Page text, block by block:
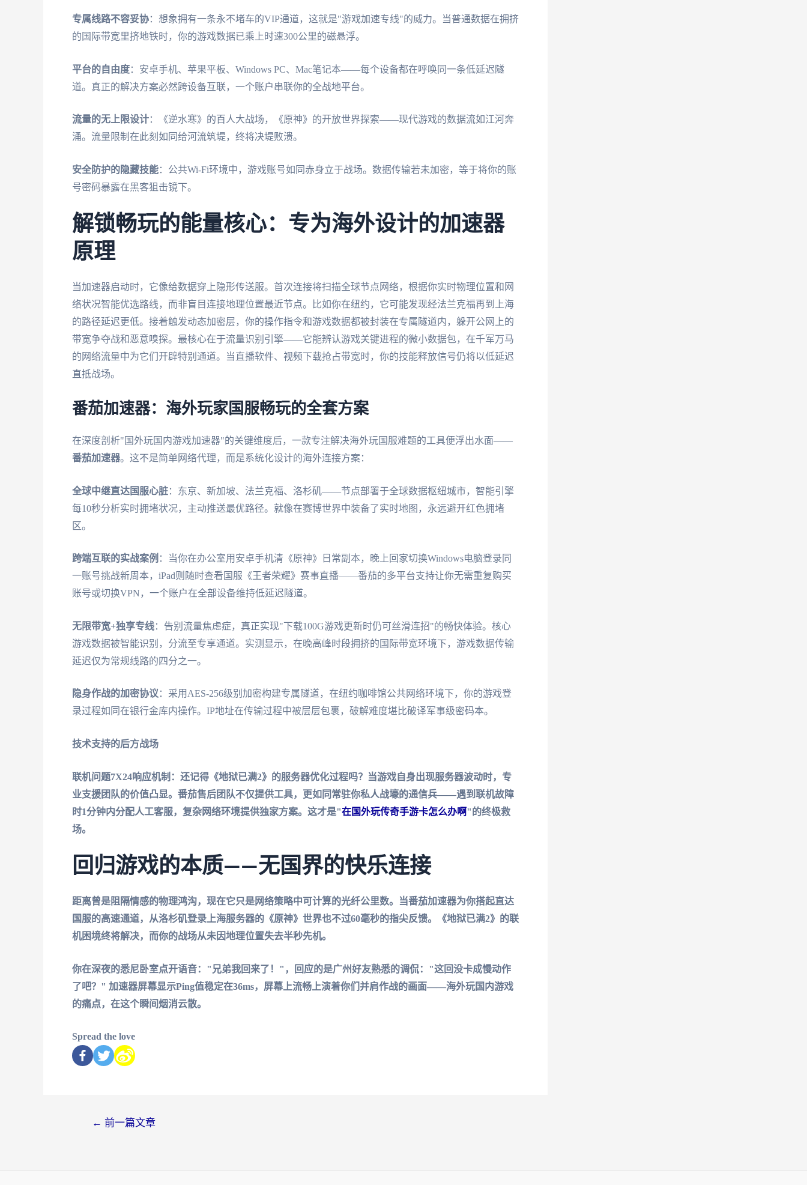
专属线路不容妥协：想象拥有一条永不堵车的VIP通道，这就是"游戏加速专线"的威力。当普通数据在拥挤
的国际带宽里挤地铁时，你的游戏数据已乘上时速300公里的磁悬浮。
平台的自由度：安卓手机、苹果平板、Windows PC、Mac笔记本——每个设备都在呼唤同一条低延迟隧
道。真正的解决方案必然跨设备互联，一个账户串联你的全战地平台。
流量的无上限设计：《逆水寒》的百人大战场，《原神》的开放世界探索——现代游戏的数据流如江河奔
涌。流量限制在此刻如同给河流筑堤，终将决堤败溃。
安全防护的隐藏技能：公共Wi-Fi环境中，游戏账号如同赤身立于战场。数据传输若未加密，等于将你的账
号密码暴露在黑客狙击镜下。
解锁畅玩的能量核心：专为海外设计的加速器
原理
当加速器启动时，它像给数据穿上隐形传送服。首次连接将扫描全球节点网络，根据你实时物理位置和网
络状况智能优选路线，而非盲目连接地理位置最近节点。比如你在纽约，它可能发现经法兰克福再到上海
的路径延迟更低。接着触发动态加密层，你的操作指令和游戏数据都被封装在专属隧道内，躲开公网上的
带宽争夺战和恶意嗅探。最核心在于流量识别引擎——它能辨认游戏关键进程的微小数据包，在千军万马
的网络流量中为它们开辟特别通道。当直播软件、视频下载抢占带宽时，你的技能释放信号仍将以低延迟
直抵战场。
番茄加速器：海外玩家国服畅玩的全套方案
在深度剖析"国外玩国内游戏加速器"的关键维度后，一款专注解决海外玩国服难题的工具便浮出水面——
番茄加速器。这不是简单网络代理，而是系统化设计的海外连接方案：
全球中继直达国服心脏：东京、新加坡、法兰克福、洛杉矶——节点部署于全球数据枢纽城市，智能引擎
每10秒分析实时拥堵状况，主动推送最优路径。就像在赛博世界中装备了实时地图，永远避开红色拥堵
区。
跨端互联的实战案例 ：当你在办公室用安卓手机清《原神》日常副本，晚上回家切换Windows电脑登录同
一账号挑战新周本，iPad则随时查看国服《王者荣耀》赛事直播——番茄的多平台支持让你无需重复购买
账号或切换VPN，一个账户在全部设备维持低延迟隧道。
无限带宽+独享专线：告别流量焦虑症，真正实现"下载100G游戏更新时仍可丝滑连招"的畅快体验。核心
游戏数据被智能识别，分流至专享通道。实测显示，在晚高峰时段拥挤的国际带宽环境下，游戏数据传输
延迟仅为常规线路的四分之一。
隐身作战的加密协议 ：采用AES-256级别加密构建专属隧道，在纽约咖啡馆公共网络环境下，你的游戏登
录过程如同在银行金库内操作。IP地址在传输过程中被层层包裹，破解难度堪比破译军事级密码本。
技术支持的后方战场
联机问题7X24响应机制 ：还记得《地狱已满2》的服务器优化过程吗？当游戏自身出现服务器波动时，专
业支援团队的价值凸显。番茄售后团队不仅提供工具，更如同常驻你私人战壕的通信兵——遇到联机故障
时1分钟内分配人工客服，复杂网络环境提供独家方案。这才是"在国外玩传奇手游卡怎么办啊"的终极救
场。
回归游戏的本质——无国界的快乐连接
距离曾是阻隔情感的物理鸿沟，现在它只是网络策略中可计算的光纤公里数。当番茄加速器为你搭起直达
国服的高速通道，从洛杉矶登录上海服务器的《原神》世界也不过60毫秒的指尖反馈。《地狱已满2》的联
机困境终将解决，而你的战场从未因地理位置失去半秒先机。
你在深夜的悉尼卧室点开语音："兄弟我回来了！"，回应的是广州好友熟悉的调侃："这回没卡成慢动作
了吧？" 加速器屏幕显示Ping值稳定在36ms，屏幕上流畅上演着你们并肩作战的画面——海外玩国内游戏
的痛点，在这个瞬间烟消云散。
Spread the love
← 前一篇文章